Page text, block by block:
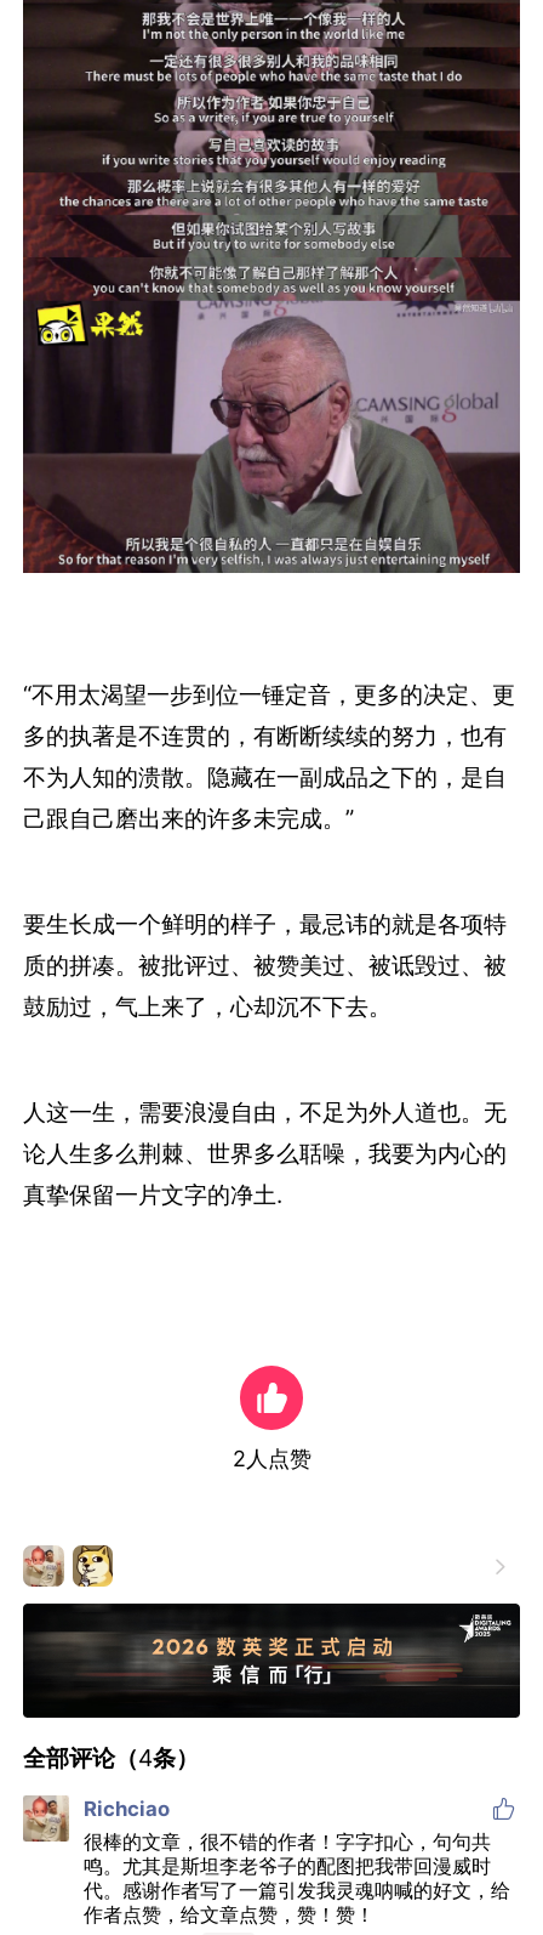
“不用太渴望一步到位一锤定音，更多的决定、更
多的执著是不连贯的，有断断续续的努力，也有
不为人知的溃散。隐藏在一副成品之下的，是自
己跟自己磨出来的许多未完成。”
要生长成一个鲜明的样子，最忌讳的就是各项特
质的拼凑。被批评过、被赞美过、被诋毁过、被
鼓励过，气上来了，心却沉不下去。
人这一生，需要浪漫自由，不足为外人道也。无
论人生多么荆棘、世界多么聒噪，我要为内心的
真挚保留一片文字的净土.
2 人点赞

全部评论（4条）
Richciao 
很棒的文章，很不错的作者！字字扣心，句句共
鸣。尤其是斯坦李老爷子的配图把我带回漫威时
代。感谢作者写了一篇引发我灵魂呐喊的好文，给
作者点赞，给文章点赞，赞！赞！